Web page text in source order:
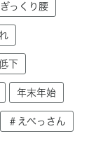
ぎっくり腰
下
年末年始
＃えべっさん